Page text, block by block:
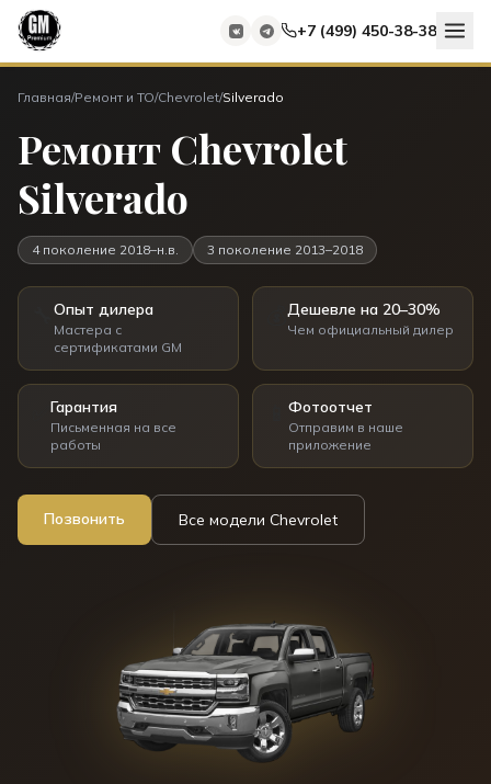
+7 (499) 450-38-38
Главная/Ремонт и ТО/Chevrolet/Silverado
Ремонт Chevrolet
Silverado
4 поколение 2018–н.в. 3 поколение 2013–2018
Опыт дилера
Мастера с
сертификатами GM
Дешевле на 20–30%
Чем официальный дилер
Гарантия
Письменная на все
работы
Фотоотчет
Отправим в наше
приложение
Позвонить Все модели Chevrolet